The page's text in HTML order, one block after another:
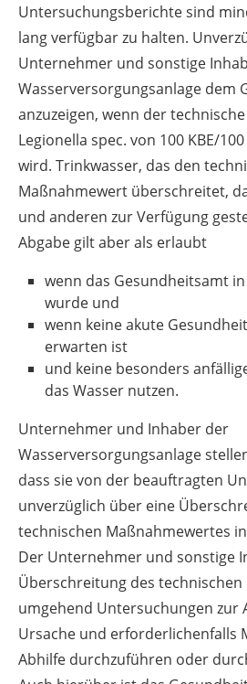
Untersuchungsberichte sind
lang verfügbar zu halten.
Unternehmer und sonstige
Wasserversorgungsanlage dem
anzuzeigen, wenn der
Legionella spec. von 100 KBE/
wird. Trinkwasser, das den
Maßnahmewert überschreitet,
und anderen zur Verfügung
Abgabe gilt aber als erlaubt
wenn das Gesundheitsamt
wurde und
wenn keine akute
erwarten ist
und keine besonders
das Wasser nutzen.
Unternehmer und Inhaber der
Wasserversorgungsanlage
dass sie von der beauftragten
unverzüglich über eine
technischen Maßnahmewertes
Der Unternehmer und sonstige
Überschreitung des
umgehend Untersuchungen zur
Ursache und erforderlichenfalls
Abhilfe durchzuführen oder